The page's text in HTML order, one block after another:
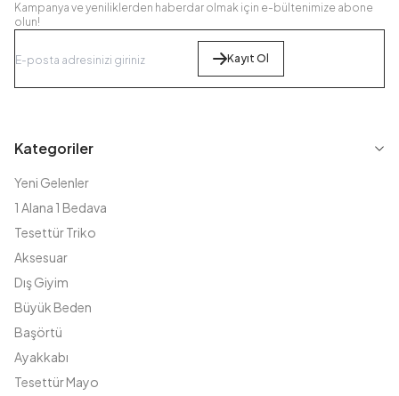
Kampanya ve yeniliklerden haberdar olmak için e-bültenimize abone
olun!
Kayıt Ol
Kategoriler
Yeni Gelenler
1 Alana 1 Bedava
Tesettür Triko
Aksesuar
Dış Giyim
Büyük Beden
Başörtü
Ayakkabı
Tesettür Mayo